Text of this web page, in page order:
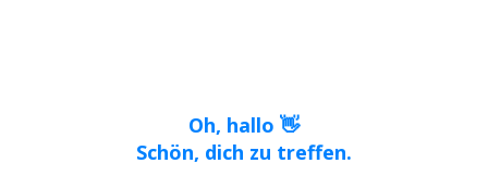
Oh, hallo 👋
Schön, dich zu treffen.